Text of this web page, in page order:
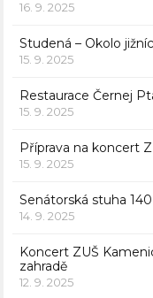
16. 9. 2025
Studená – Okolo
15. 9. 2025
Restaurace Černej
15. 9. 2025
Příprava na koncert
15. 9. 2025
Senátorská stuha
14. 9. 2025
Koncert ZUŠ
zahradě
12. 9. 2025